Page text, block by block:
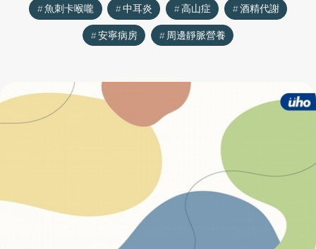
魚刺卡喉嚨
中耳炎 高山症
酒精代謝
安寧病房
周邊靜脈營養